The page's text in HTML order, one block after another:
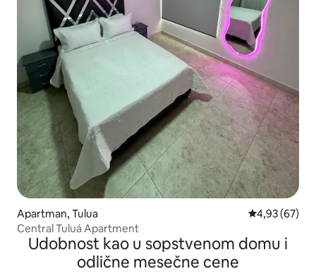
Apartman, Tulua Prosečna
4,93 (67)
Central Tuluá Apartment
Udobnost kao u sopstvenom domu i
odlične mesečne cene